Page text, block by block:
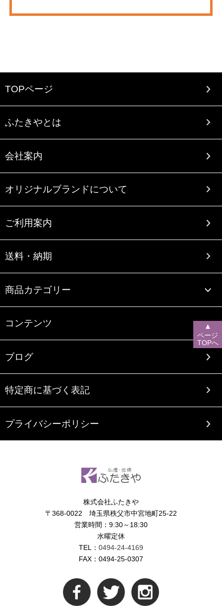
TOPページ
ふたきやとは
会社案内
オリジナルブランドについて
ご利用案内
送料・納期
商品カテゴリー
コンテンツ
ブログ
特定商に基づく表記
プライバシーポリシー
株式会社ふたきや
〒368-0022 埼玉県秩父市中宮地町25-22
営業時間：9:30～18:30
水曜定休
TEL： 0494-24-4169
FAX：0494-25-0307
▲
ページ
TOPへ